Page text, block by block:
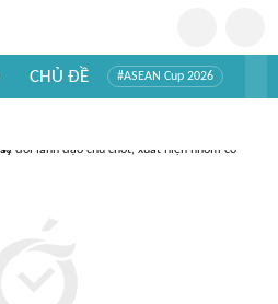
CHỦ ĐỀ #ASEAN Cup 2026